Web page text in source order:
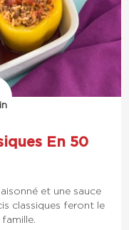
En 50
et une sauce
classiques feront le